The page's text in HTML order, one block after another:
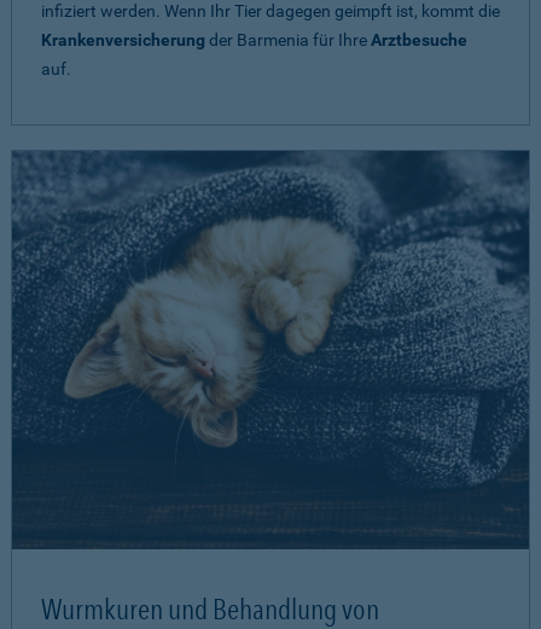
infiziert werden. Wenn Ihr Tier dagegen geimpft ist, kommt die
Krankenversicherung der Barmenia für IhreArztbesuche
auf.
Wurmkuren und Behandlung von